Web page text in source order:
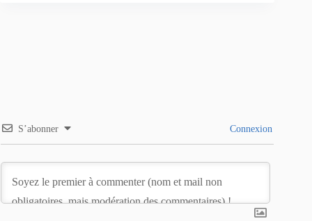
S’abonner Connexion